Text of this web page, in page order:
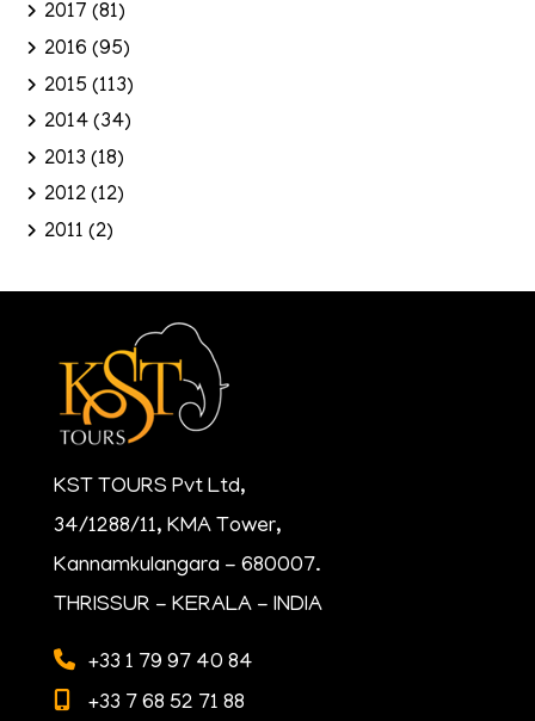
2017 (81)
2016 (95)
2015 (113)
2014 (34)
2013 (18)
2012 (12)
2011 (2)
KST TOURS Pvt Ltd,
34/1288/11, KMA Tower,
Kannamkulangara - 680007.
THRISSUR - KERALA - INDIA
+33 1 79 97 40 84
+33 7 68 52 71 88